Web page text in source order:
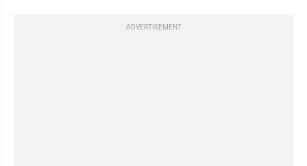
ADVERTISEMENT